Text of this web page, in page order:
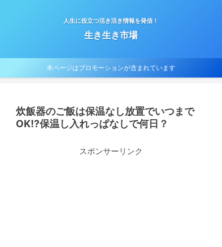
人生に役立つ活き活き情報を発信！
生き生き市場
本ページはプロモーションが含まれています
炊飯器のご飯は保温なし放置でいつまで
OK⁉保温し入れっぱなしで何日？
スポンサーリンク